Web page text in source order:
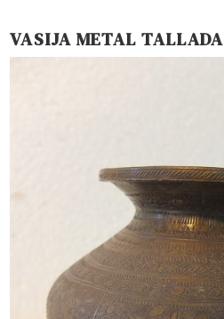
VASIJA METAL TALLADA